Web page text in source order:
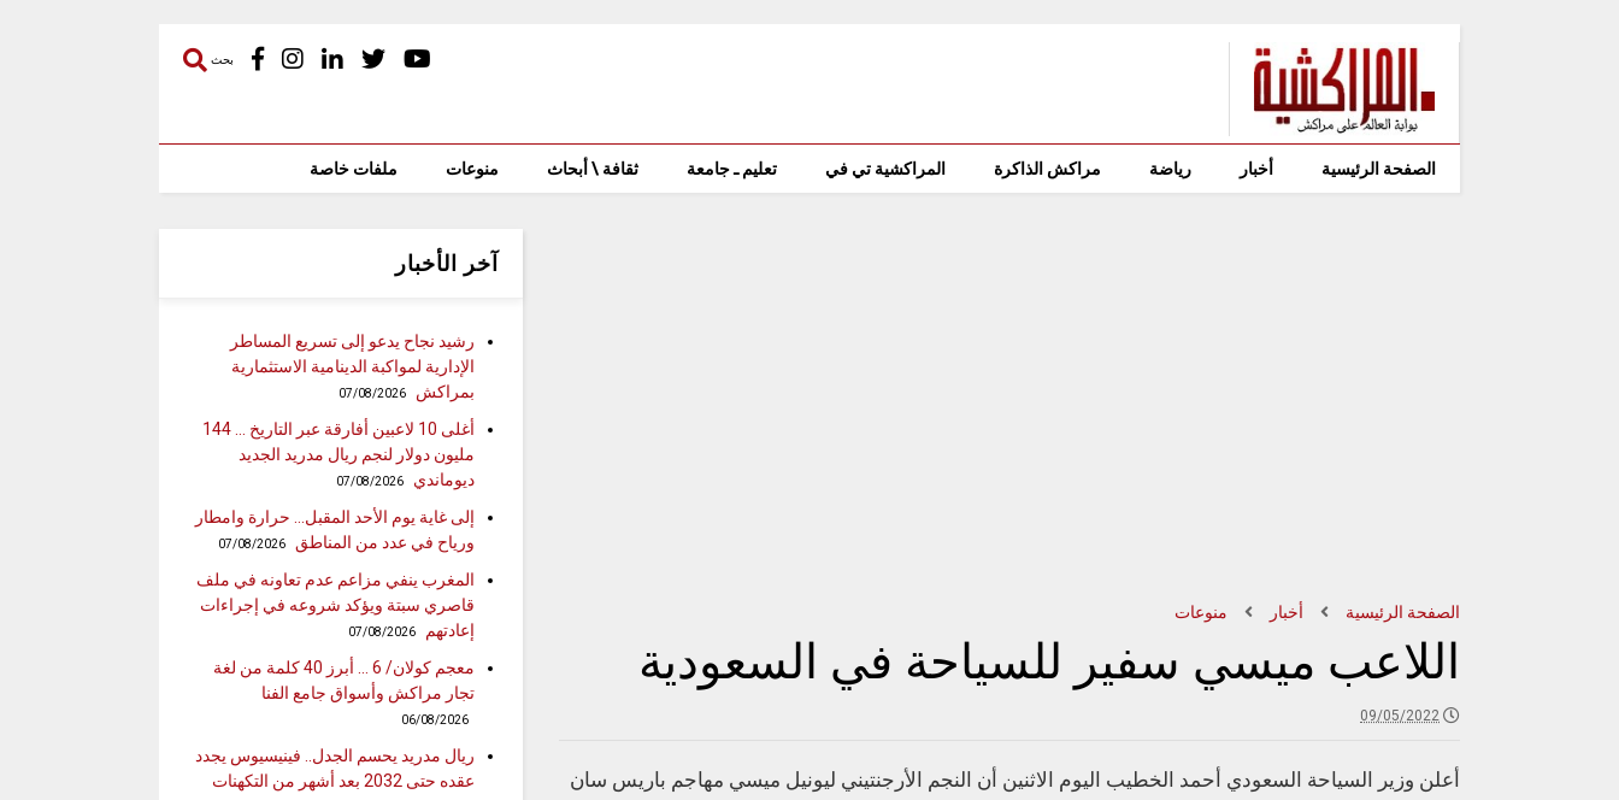
بحث
الصفحة الرئيسية أخبار رياضة مراكش الذاكرة المراكشية تي في تعليم ـ جامعة ثقافة \ أبحاث منوعات ملفات خاصة
الصفحة الرئيسية أخبار منوعات
اللاعب ميسي سفير للسياحة في السعودية
09/05/2022
أعلن وزير السياحة السعودي أحمد الخطيب اليوم الاثنين أن النجم الأرجنتيني ليونيل ميسي مهاجم باريس سان
آخر الأخبار
رشيد نجاح يدعو إلى تسريع المساطر
الإدارية لمواكبة الدينامية الاستثمارية
بمراكش
07/08/2026
أغلى 10 لاعبين أفارقة عبر التاريخ … 144
مليون دولار لنجم ريال مدريد الجديد
ديوماندي
07/08/2026
إلى غاية يوم الأحد المقبل… حرارة وامطار
ورياح في عدد من المناطق
07/08/2026
المغرب ينفي مزاعم عدم تعاونه في ملف
قاصري سبتة ويؤكد شروعه في إجراءات
إعادتهم
07/08/2026
معجم كولان/ 6 … أبرز 40 كلمة من لغة
تجار مراكش وأسواق جامع الفنا
06/08/2026
ريال مدريد يحسم الجدل.. فينيسيوس يجدد
عقده حتى 2032 بعد أشهر من التكهنات